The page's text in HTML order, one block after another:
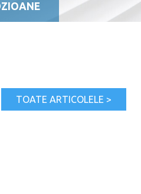
TOATE ARTICOLELE >